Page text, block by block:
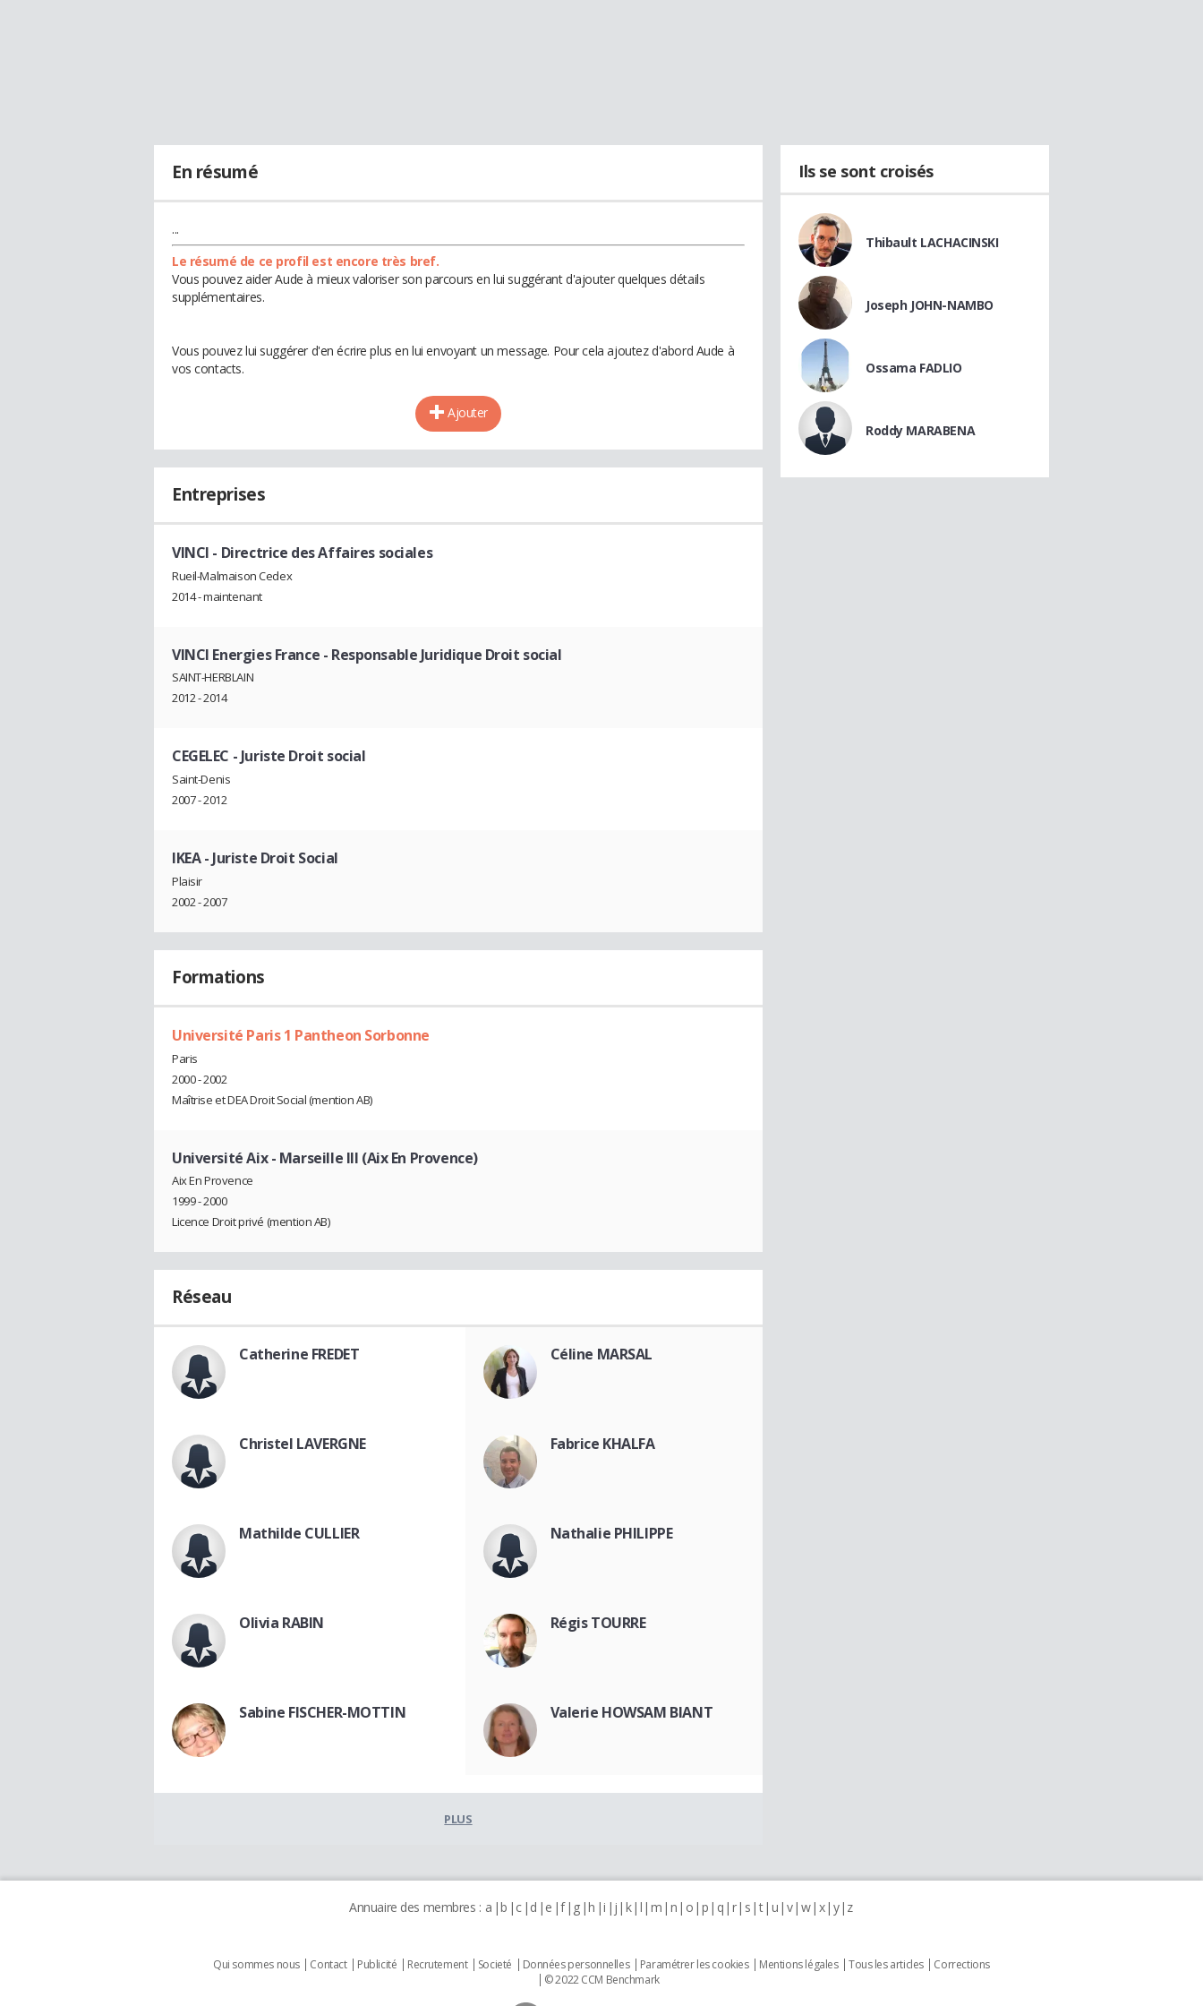
En résumé
...
Le résumé de ce profil est encore très bref.
Vous pouvez aider Aude à mieux valoriser son parcours en lui suggérant d'ajouter quelques détails
supplémentaires.
Vous pouvez lui suggérer d'en écrire plus en lui envoyant un message. Pour cela ajoutez d'abord Aude à
vos contacts.
Ajouter
Entreprises
VINCI - Directrice des Affaires sociales
Rueil-Malmaison Cedex
2014 - maintenant
VINCI Energies France - Responsable Juridique Droit social
SAINT-HERBLAIN
2012 - 2014
CEGELEC - Juriste Droit social
Saint-Denis
2007 - 2012
IKEA- Juriste Droit Social
Plaisir
2002 - 2007
Formations
Université Paris 1 Pantheon Sorbonne
Paris
2000 - 2002
Maîtrise et DEA Droit Social (mention AB)
Université Aix - Marseille III (Aix En Provence)
Aix En Provence
1999 - 2000
Licence Droit privé (mention AB)
Réseau
Catherine FREDET Céline MARSAL
Christel LAVERGNE Fabrice KHALFA
Mathilde CULLIER Nathalie PHILIPPE
Olivia RABIN Régis TOURRE
Sabine FISCHER-MOTTIN Valerie HOWSAM BIANT
PLUS
Ils se sont croisés
Thibault LACHACINSKI
Joseph JOHN-NAMBO
Ossama FADLIO
Roddy MARABENA
Annuaire des membres : a b c d e f g h i j k l m n o p q r s t u v w x y z
Qui sommes nous Contact Publicité Recrutement Societé Données personnelles Paramétrer les cookies Mentions légales Tous les articles
Corrections
© 2022 CCM Benchmark